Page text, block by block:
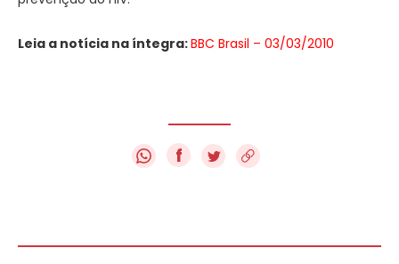
Leia a notícia na íntegra:BBC Brasil – 03/03/2010
f